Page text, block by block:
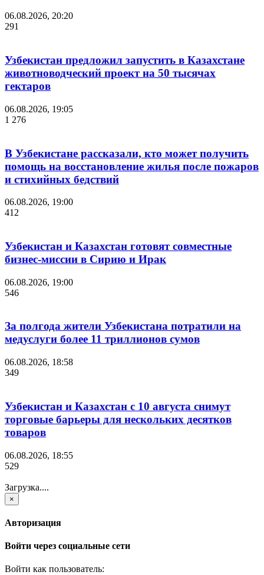
06.08.2026, 20:20
291
Узбекистан предложил запустить в Казахстане
животноводческий проект на 50 тысячах
гектаров
06.08.2026, 19:05
1 276
В Узбекистане рассказали, кто может получить
помощь на восстановление жилья после пожаров
и стихийных бедствий
06.08.2026, 19:00
412
Узбекистан и Казахстан готовят совместные
бизнес-миссии в Сирию и Ирак
06.08.2026, 19:00
546
За полгода жители Узбекистана потратили на
медуслуги более 11 триллионов сумов
06.08.2026, 18:58
349
Узбекистан и Казахстан с 10 августа снимут
торговые барьеры для нескольких десятков
товаров
06.08.2026, 18:55
529
Загрузка....
×
Авторизация
Войти через социальные сети
Войти как пользователь: